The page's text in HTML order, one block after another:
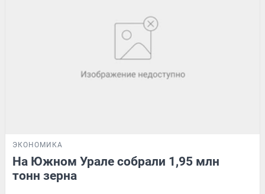
ЭКОНОМИКА
На Южном Урале собрали 1,95 млн
тонн зерна